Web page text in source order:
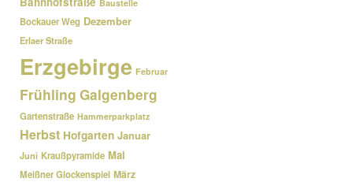
Baustelle
Bockauer Weg Dezember
Erlaer Straße
Erzgebirge Februar
Frühling Galgenberg
Gartenstraße Hammerparkplatz
Herbst Hofgarten Januar
Juni Kraußpyramide Mai
Meißner Glockenspiel März